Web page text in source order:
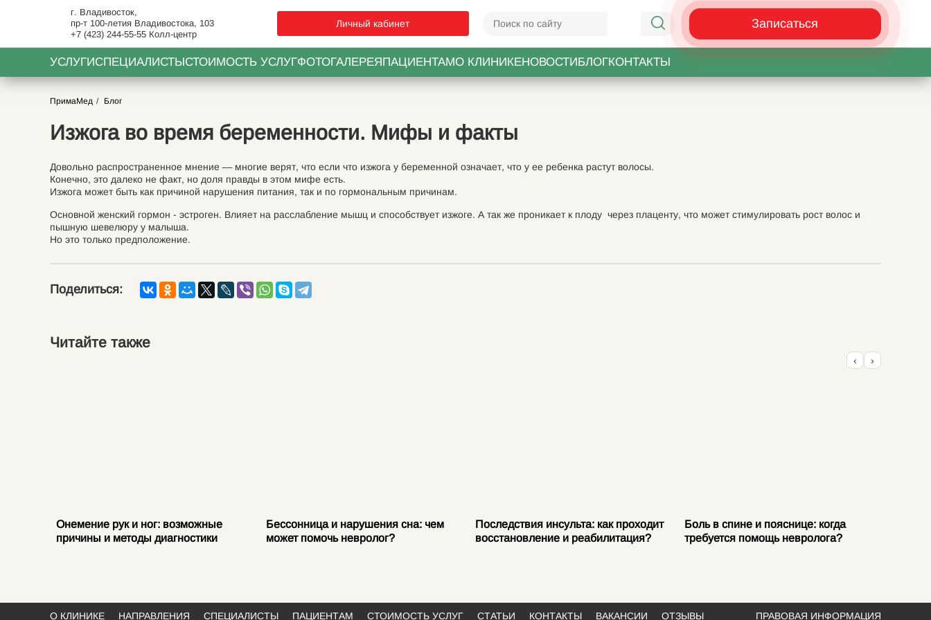
г. Владивосток,
пр-т 100-летия Владивостока, 103
+7 (423) 244-55-55 Колл-центр
Личный кабинет Записаться
УСЛУГИСПЕЦИАЛИСТЫСТОИМОСТЬ УСЛУГФОТОГАЛЕРЕЯПАЦИЕНТАМО КЛИНИКЕНОВОСТИБЛОГКОНТАКТЫ
ПримаМед Блог
Изжога во время беременности. Мифы и факты
Довольно распространенное мнение — многие верят, что если что изжога у беременной означает, что у ее ребенка растут волосы.
Конечно, это далеко не факт, но доля правды в этом мифе есть.
Изжога может быть как причиной нарушения питания, так и по гормональным причинам.
Основной женский гормон - эстроген. Влияет на расслабление мышц и способствует изжоге. А так же проникает к плоду через плаценту, что может стимулировать рост волос и
пышную шевелюру у малыша.
Но это только предположение.
Поделиться:
Читайте также
Онемение рук и ног: возможные
причины и методы диагностики
Бессонница и нарушения сна: чем
может помочь невролог?
Последствия инсульта: как проходит
восстановление и реабилитация?
Боль в спине и пояснице: когда
требуется помощь невролога?
‹ ›
О КЛИНИКЕ НАПРАВЛЕНИЯ СПЕЦИАЛИСТЫ ПАЦИЕНТАМ СТОИМОСТЬ УСЛУГ СТАТЬИ КОНТАКТЫ ВАКАНСИИ ОТЗЫВЫ ПРАВОВАЯ ИНФОРМАЦИЯ